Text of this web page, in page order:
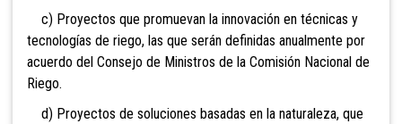
c) Proyectos que promuevan la innovación en técnicas y
tecnologías de riego, las que serán definidas anualmente por
acuerdo del Consejo de Ministros de la Comisión Nacional de
Riego.
d) Proyectos de soluciones basadas en la naturaleza, que